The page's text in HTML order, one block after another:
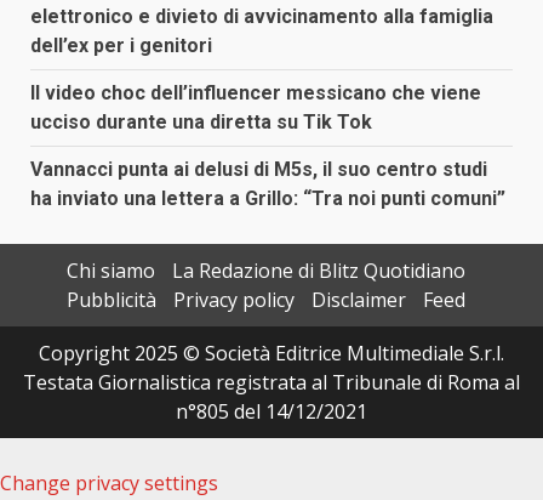
elettronico e divieto di avvicinamento alla famiglia
dell’ex per i genitori
Il video choc dell’influencer messicano che viene
ucciso durante una diretta su Tik Tok
Vannacci punta ai delusi di M5s, il suo centro studi
ha inviato una lettera a Grillo: “Tra noi punti comuni”
Chi siamo
La Redazione di Blitz Quotidiano
Pubblicità
Privacy policy Disclaimer
Feed
Copyright 2025 © Società Editrice Multimediale S.r.l.
Testata Giornalistica registrata al Tribunale di Roma al
n°805 del 14/12/2021
Change privacy settings